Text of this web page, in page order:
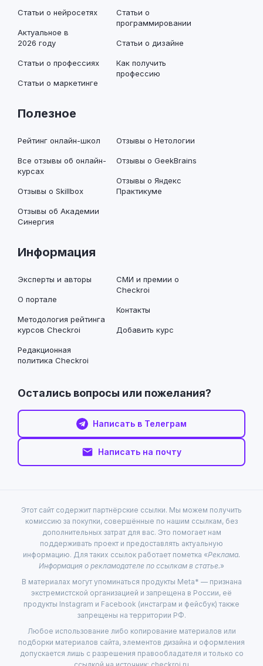
Статьи о нейросетях
Актуальное в
2026 году
Статьи о профессиях
Статьи о маркетинге
Статьи о
программировании
Статьи о дизайне
Как получить
профессию
Полезное
Рейтинг онлайн-школ
Все отзывы об онлайн-
курсах
Отзывы о Skillbox
Отзывы об Академии
Синергия
Отзывы о Нетологии
Отзывы о GeekBrains
Отзывы о Яндекс
Практикуме
Информация
Эксперты и авторы
О портале
Методология рейтинга
курсов Checkroi
Редакционная
политика Checkroi
СМИ и премии о
Checkroi
Контакты
Добавить курс
Остались вопросы или пожелания?
Написать в Телеграм
Написать на почту
Этот сайт содержит партнёрские ссылки. Мы можем получить
комиссию за покупки, совершённые по нашим ссылкам, без
дополнительных затрат для вас. Это помогает нам
поддерживать проект и предоставлять актуальную
информацию. Для таких ссылок работает пометка «Реклама.
Информация о рекламодателе по ссылкам в статье.»
В материалах могут упоминаться продукты Meta* — признана
экстремистской организацией и запрещена в России, её
продукты Instagram и Facebook (инстаграм и фейсбук) также
запрещены на территории РФ.
Любое использование либо копирование материалов или
подборки материалов сайта, элементов дизайна и оформления
допускается лишь с разрешения правообладателя и только со